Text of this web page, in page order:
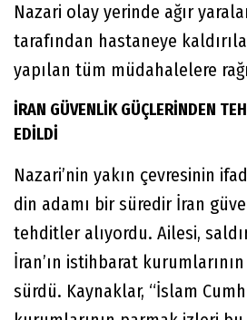
Nazari olay yerinde ağır
tarafından hastaneye
yapılan tüm müdahalelere
İRAN GÜVENLİK GÜÇLERİNDEN
EDİLDİ
Nazari’nin yakın çevresinin
din adamı bir süredir İran
tehditler alıyordu. Ailesi,
İran’ın istihbarat
sürdü. Kaynaklar, “İslam